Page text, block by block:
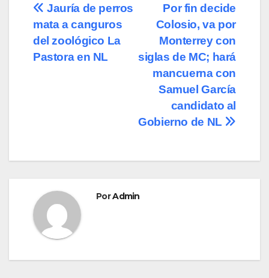
b
o
o
d
o
n
Navegación
de
entradas
Por fin decide
Colosio, va por
Monterrey con
siglas de MC; hará
mancuerna con
Samuel García
candidato al
Gobierno de NL
Jauría de perros
mata a canguros
del zoológico La
Pastora en NL
PorAdmin